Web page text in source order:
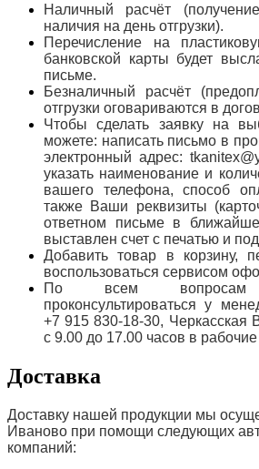
Наличный расчёт
наличия на день отгрузки).
Перечисление на
банковской карты будет
письме.
Безналичный расчёт
отгрузки оговариваются в
Чтобы сделать заявку на
можете: написать письмо в
электронный адрес:
указать наименование и
вашего телефона, способ
также Ваши реквизиты
ответном письме в
выставлен счет с печатью и
Добавить товар в корзину,
воспользоваться сервисом
По всем
проконсультироваться у
+7 915 830-18-30, Черкасская
с 9.00 до 17.00 часов в
Доставка
Доставку нашей продукции мы
Иваново при помощи следующих
компаний: